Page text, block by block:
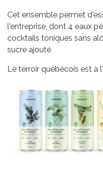
Cet ensemble permet
l'entreprise, dont 4 eaux
cocktails toniques sans
sucre ajouté
Le terroir québécois est à